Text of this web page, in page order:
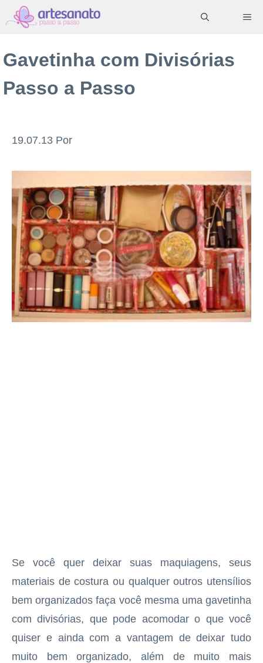
Pular
para
conteúdo
Gavetinha com Divisórias
Passo a Passo
19.07.13 Por
Se você quer deixar suas maquiagens, seus
materiais de costura ou qualquer outros utensílios
bem organizados faça você mesma uma gavetinha
com divisórias, que pode acomodar o que você
quiser e ainda com a vantagem de deixar tudo
muito bem organizado, além de muito mais